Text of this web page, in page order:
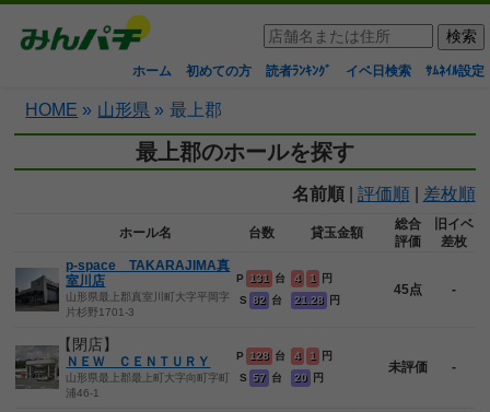
ホーム 初めての方 読者ﾗﾝｷﾝｸﾞ イベ日検索 ｻﾑﾈｲﾙ設定
HOME » 山形県 » 最上郡
最上郡のホールを探す
名前順| 評価順| 差枚順
ホール名 台数 貸玉金額
総合
評価
旧イベ
差枚
p-space TAKARAJIMA真
室川店
山形県最上郡真室川町大字平岡字
片杉野1701-3
P 131
台
S 82 台
4 1
円
21.28
円
45点 -
【閉店】
ＮＥＷ ＣＥＮＴＵＲＹ
山形県最上郡最上町大字向町字町
浦46-1
P 128 台
S
57 台
4 1
円
20
円
未評価 -